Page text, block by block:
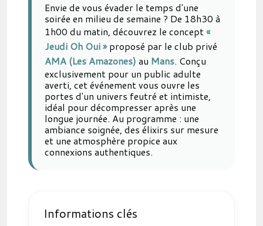
Envie de vous évader le temps d'une
soirée en milieu de semaine ? De 18h30 à
1h00 du matin, découvrez le concept«
Jeudi Oh Oui »proposé par le club privé
AMA (Les Amazones) au Mans. Conçu
exclusivement pour un public adulte
averti, cet événement vous ouvre les
portes d'un univers feutré et intimiste,
idéal pour décompresser après une
longue journée. Au programme : une
ambiance soignée, des élixirs sur mesure
et une atmosphère propice aux
connexions authentiques.
Informations clés